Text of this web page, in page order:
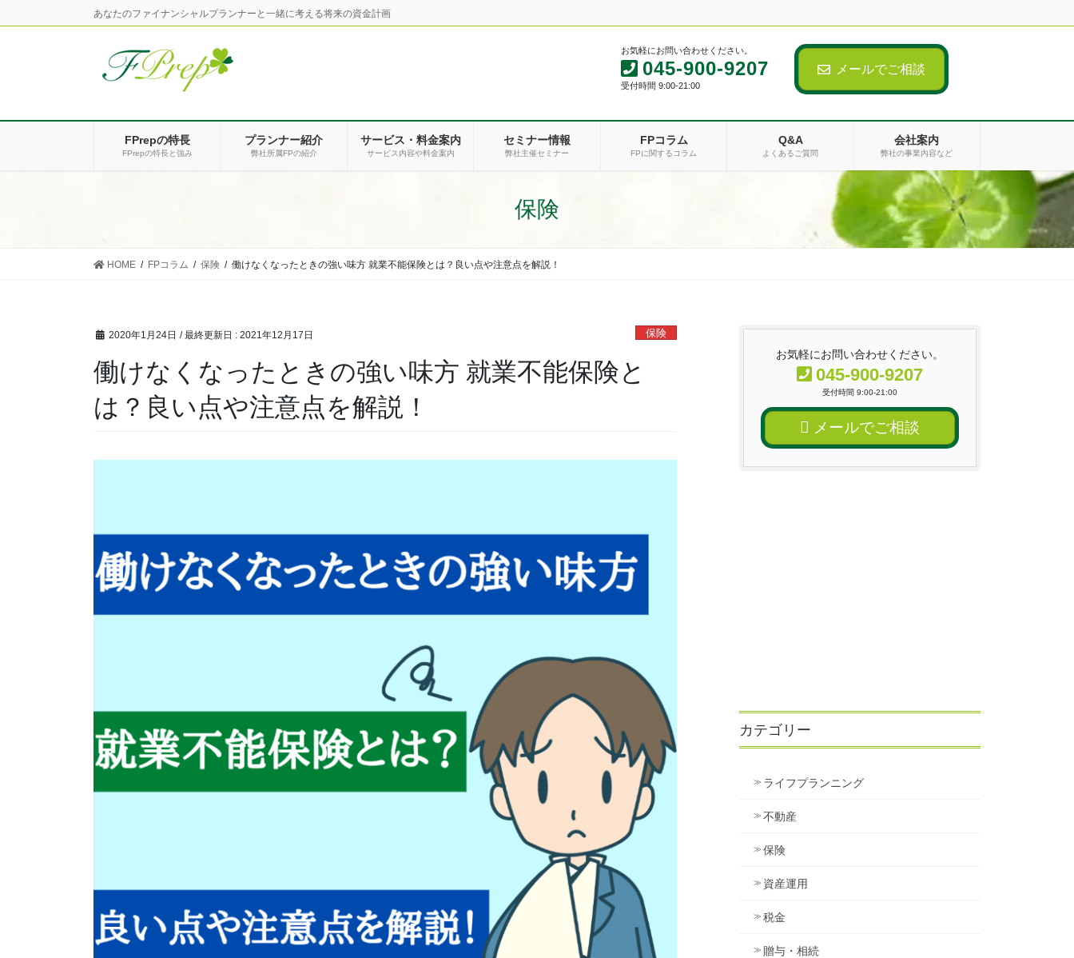
ン
移
ビ
ン
あなたのファイナンシャルプランナーと一緒に考える将来の資金計画
お気軽にお問い合わせください。
045-900-9207
受付時間 9:00-21:00
メールでご相談
FPrepの特長
FPrepの特長と強み
プランナー紹介
弊社所属FPの紹介
サービス・料金案内
サービス内容や料金案内
セミナー情報
弊社主催セミナー
FPコラム
FPに関するコラム
Q&A
よくあるご質問
会社案内
弊社の事業内容など
保険
HOME FPコラム 保険 働けなくなったときの強い味方 就業不能保険とは？良い点や注意点を解説！
2020年1月24日 / 最終更新日 : 2021年12月17日 保険
働けなくなったときの強い味方 就業不能保険と
は？良い点や注意点を解説！
お気軽にお問い合わせください。
045-900-9207
受付時間 9:00-21:00
メールでご相談
カテゴリー
ライフプランニング
不動産
保険
資産運用
税金
贈与・相続